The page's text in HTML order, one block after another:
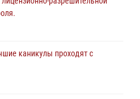
первыми пришли на помощь к
сердечного приступа
ведомственная акция
каникулы проходят с